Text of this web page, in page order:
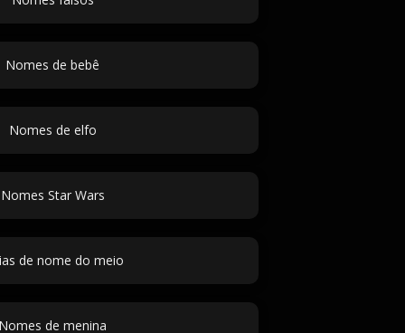
Nomes de bebê
Nomes de elfo
Nomes Star Wars
de nome do meio
Nomes de menina